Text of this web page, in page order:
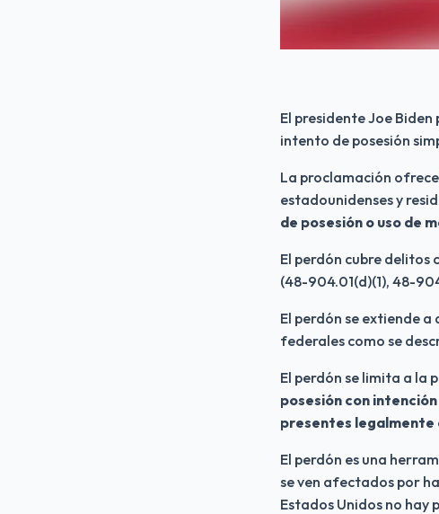
El presidente Joe Biden
intento de posesión
La proclamación ofrece
estadounidenses y
de posesión o uso de
El perdón cubre delitos
(48-904.01(d)(1), 48-
El perdón se extiende
federales como se
El perdón se limita a la
posesión con
presentes legalmente
El perdón es una
se ven afectados por
Estados Unidos no hay